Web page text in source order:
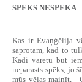
SPĒKS NESPĒKĀ
Kas ir Evaņģēlija
saprotam, kad to
Kādi varētu būt
neparasts spēks, jo
mūs vēlas mainīt, -